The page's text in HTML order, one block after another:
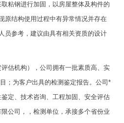
粘钢进行加固，以房屋整体及构件的
原结构使用过程中有异常情况并存在
员参考，建议由具有相关资质的设计
估机构），公司拥有一批素质高、实
；为客户出具的检测鉴定报告。公司*
定、技术咨询、工程加固、安全评估
公司，，检测单位，承接多个省份业